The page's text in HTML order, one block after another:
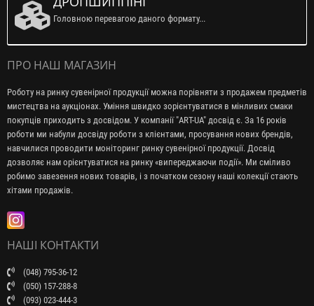
Головною перевагою даного формату...
ПРО НАШ МАГАЗИН
Роботу на ринку сувенірної продукції можна порівняти з продажем предметів
мистецтва на аукціонах. Уміння швидко зорієнтуватися в мінливих смаки
покупців приходить з досвідом. У компанії "ART-UA" досвід є. За 16 років
роботи ми набули досвіду роботи з клієнтами, просування нових брендів,
навчилися проводити моніторинг ринку сувенірної продукції. Досвід
дозволяє нам орієнтуватися на ринку «випереджаючи події». Ми сміливо
робимо завезення нових товарів, і з початком сезону наші колекції стають
хітами продажів.
НАШІ КОНТАКТИ
(048) 795-36-12
(050) 157-288-8
(093) 023-444-3